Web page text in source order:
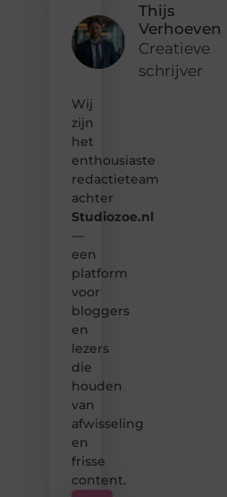
Thijs
Verhoeven
Creatieve
schrijver
Wij
zijn
het
enthousiaste
redactieteam
achter
Studiozoe.nl
—
een
platform
voor
bloggers
en
lezers
die
houden
van
afwisseling
en
frisse
content.